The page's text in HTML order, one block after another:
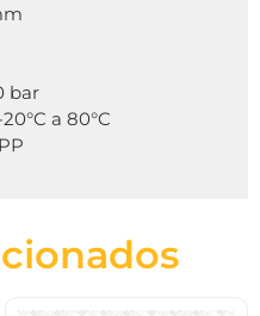
bar
20°C a 80°C